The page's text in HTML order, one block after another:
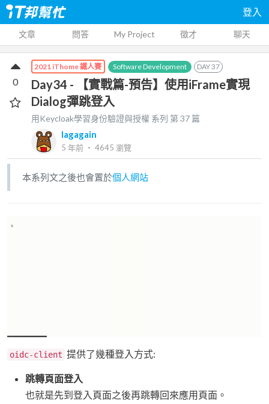
登入
文章 問答 My Project 徵才 聊天
2021 iThome 鐵人賽 Software Development DAY37
Day34 - 【實戰篇-預告】使用iFrame實現
Dialog彈跳登入
用Keycloak學習身份驗證與授權 系列 第37 篇
lagagain
5 年前 ‧ 4645 瀏覽
0
本系列文之後也會置於個人網站
oidc-client 提供了幾種登入方式:
跳轉頁面登入
也就是先到登入頁面之後再跳轉回來應用頁面。